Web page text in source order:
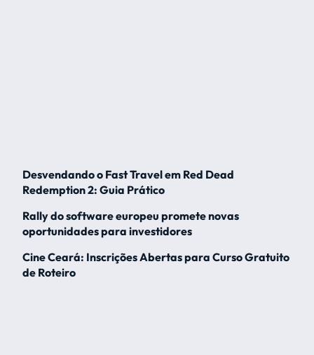
Desvendando o Fast Travel em Red Dead
Redemption 2: Guia Prático
Rally do software europeu promete novas
oportunidades para investidores
Cine Ceará: Inscrições Abertas para Curso Gratuito
de Roteiro